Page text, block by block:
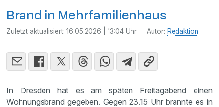
Brand in Mehrfamilienhaus
Zuletzt aktualisiert:16.05.2026 | 13:04 Uhr Autor: Redaktion
In Dresden hat es am späten Freitagabend einen
Wohnungsbrand gegeben. Gegen 23.15 Uhr brannte es in